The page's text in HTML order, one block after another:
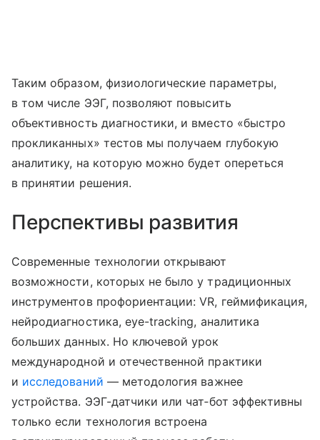
Таким образом, физиологические параметры,
в том числе ЭЭГ, позволяют повысить
объективность диагностики, и вместо «быстро
прокликанных» тестов мы получаем глубокую
аналитику, на которую можно будет опереться
в принятии решения.
Перспективы развития
Современные технологии открывают
возможности, которых не было у традиционных
инструментов профориентации: VR, геймификация,
нейродиагностика, eye-tracking, аналитика
больших данных. Но ключевой урок
международной и отечественной практики
и исследований — методология важнее
устройства. ЭЭГ-датчики или чат‑бот эффективны
только если технология встроена